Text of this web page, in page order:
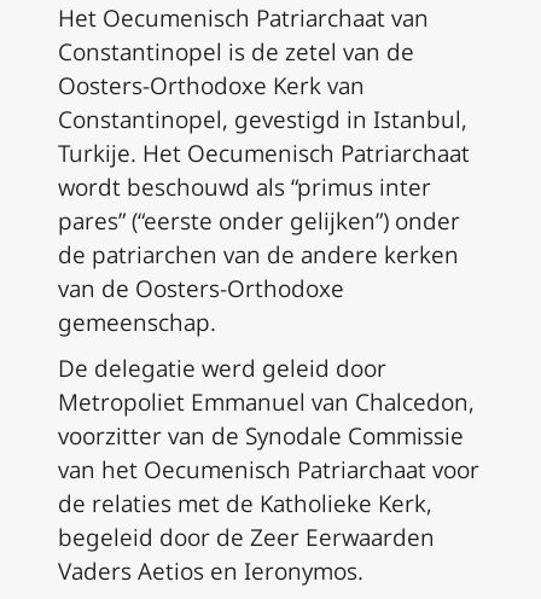
Het Oecumenisch Patriarchaat van
Constantinopel is de zetel van de
Oosters-Orthodoxe Kerk van
Constantinopel, gevestigd in Istanbul,
Turkije. Het Oecumenisch Patriarchaat
wordt beschouwd als “primus inter
pares” (“eerste onder gelijken”) onder
de patriarchen van de andere kerken
van de Oosters-Orthodoxe
gemeenschap.
De delegatie werd geleid door
Metropoliet Emmanuel van Chalcedon,
voorzitter van de Synodale Commissie
van het Oecumenisch Patriarchaat voor
de relaties met de Katholieke Kerk,
begeleid door de Zeer Eerwaarden
Vaders Aetios en Ieronymos.